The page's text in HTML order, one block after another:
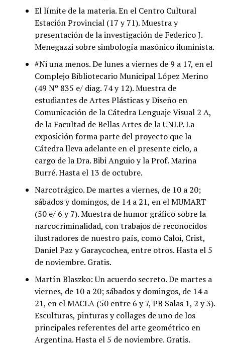
El límite de la materia. En el Centro Cultural
Estación Provincial (17 y 71). Muestra y
presentación de la investigación de Federico J.
Menegazzi sobre simbología masónico iluminista.
#Ni una menos. De lunes a viernes de 9 a 17, en el
Complejo Bibliotecario Municipal López Merino
(49 Nº 835 e/ diag. 74 y 12). Muestra de
estudiantes de Artes Plásticas y Diseño en
Comunicación de la Cátedra Lenguaje Visual 2 A,
de la Facultad de Bellas Artes de la UNLP. La
exposición forma parte del proyecto que la
Cátedra lleva adelante en el presente ciclo, a
cargo de la Dra. Bibi Anguio y la Prof. Marina
Burré. Hasta el 13 de octubre.
Narcotrágico. De martes a viernes, de 10 a 20;
sábados y domingos, de 14 a 21, en el MUMART
(50 e/ 6 y 7). Muestra de humor gráfico sobre la
narcocriminalidad, con trabajos de reconocidos
ilustradores de nuestro país, como Caloi, Crist,
Daniel Paz y Garaycochea, entre otros. Hasta el 5
de noviembre. Gratis.
Martín Blaszko: Un acuerdo secreto. De martes a
viernes, de 10 a 20; sábados y domingos, de 14 a
21, en el MACLA (50 entre 6 y 7, PB Salas 1, 2 y 3).
Esculturas, pinturas y collages de uno de los
principales referentes del arte geométrico en
Argentina. Hasta el 5 de noviembre. Gratis.